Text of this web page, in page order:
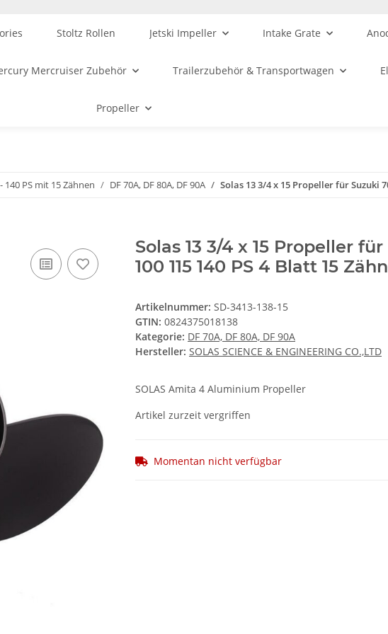
Stoltz Rollen Jetski Impeller Intake Grate
Mercruiser Zubehör Trailerzubehör & Transportwagen
Propeller
140 PS mit 15 Zähnen DF 70A, DF 80A, DF 90A Solas 13 3/4 x 15 Propeller für Suzuki
Solas 13 3/4 x 15 Propeller
100 115 140 PS 4 Blatt 15
Artikelnummer: SD-3413-138-15
GTIN: 0824375018138
Kategorie: DF 70A, DF 80A, DF 90A
Hersteller: SOLAS SCIENCE & ENGINEERING CO.,LTD
SOLAS Amita 4 Aluminium Propeller
Artikel zurzeit vergriffen
Momentan nicht verfügbar